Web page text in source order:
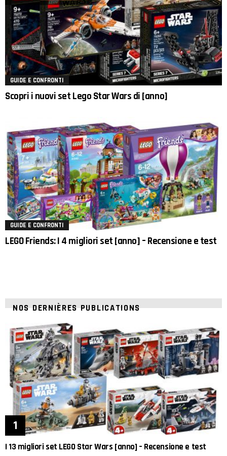
GUIDE E CONFRONTI
Scopri i nuovi set Lego Star Wars di [anno]
GUIDE E CONFRONTI
LEGO Friends: I 4 migliori set [anno] – Recensione e test
NOS DERNIÈRES PUBLICATIONS
I 13 migliori set LEGO Star Wars [anno] – Recensione e test